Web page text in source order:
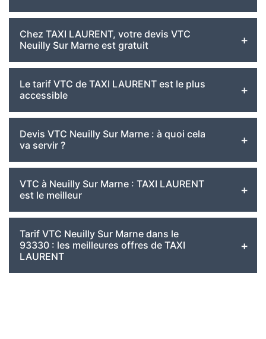
Chez TAXI LAURENT, votre devis VTC
Neuilly Sur Marne est gratuit
Le tarif VTC de TAXI LAURENT est le plus
accessible
Devis VTC Neuilly Sur Marne : à quoi cela
va servir ?
VTC à Neuilly Sur Marne : TAXI LAURENT
est le meilleur
Tarif VTC Neuilly Sur Marne dans le
93330 : les meilleures offres de TAXI
LAURENT